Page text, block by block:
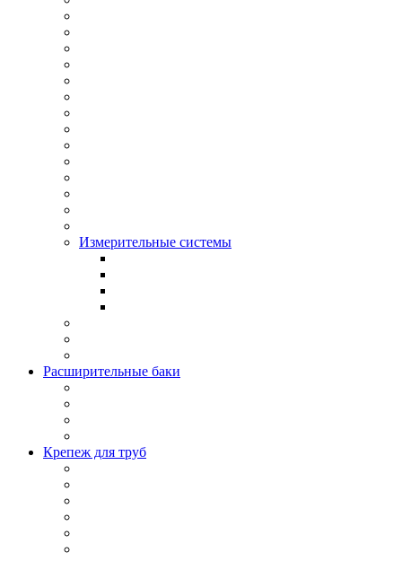
Измерительные системы
Расширительные баки
Крепеж для труб